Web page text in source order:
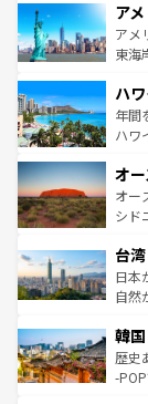
ンツ
の建
博物
こと
ば市
着の
ア
アメ
東海
のよ
ンメ
西部
部の
文化
しみ
ならで
情報
ハ
年間
ハワ
ワイ
島だ
おす
れる
人々
ク、
ワイを、
はコ
オ
オー
シド
リア
ク）
ど、
いる
ビン
い。
台湾
日本
自然
ン）
と山
驚き
韓国
歴史
-